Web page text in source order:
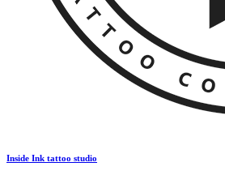
Inside Ink tattoo studio